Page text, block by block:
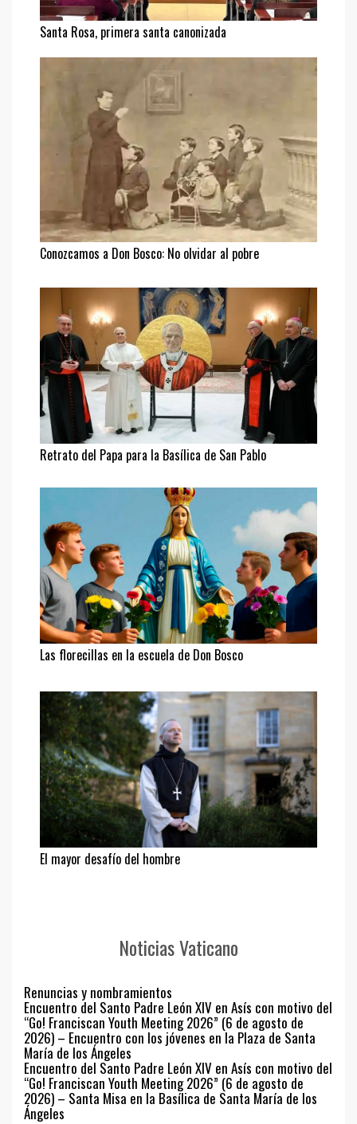
Santa Rosa, primera santa canonizada
Conozcamos a Don Bosco: No olvidar al pobre
Retrato del Papa para la Basílica de San Pablo
Las florecillas en la escuela de Don Bosco
El mayor desafío del hombre
Noticias Vaticano
Renuncias y nombramientos
Encuentro del Santo Padre León XIV en Asís con motivo del
“Go! Franciscan Youth Meeting 2026” (6 de agosto de
2026) – Encuentro con los jóvenes en la Plaza de Santa
María de los Ángeles
Encuentro del Santo Padre León XIV en Asís con motivo del
“Go! Franciscan Youth Meeting 2026” (6 de agosto de
2026) – Santa Misa en la Basílica de Santa María de los
Ángeles